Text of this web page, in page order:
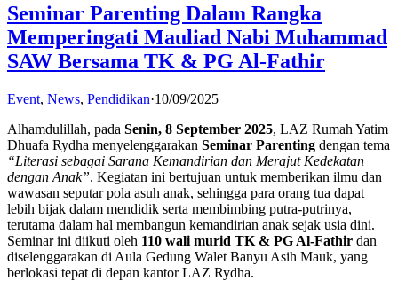
Seminar Parenting Dalam Rangka
Memperingati Mauliad Nabi Muhammad
SAW Bersama TK & PG Al-Fathir
Event, News, Pendidikan·10/09/2025
Alhamdulillah, pada Senin, 8 September 2025, LAZ Rumah Yatim
Dhuafa Rydha menyelenggarakan Seminar Parenting dengan tema
“Literasi sebagai Sarana Kemandirian dan Merajut Kedekatan
dengan Anak”. Kegiatan ini bertujuan untuk memberikan ilmu dan
wawasan seputar pola asuh anak, sehingga para orang tua dapat
lebih bijak dalam mendidik serta membimbing putra-putrinya,
terutama dalam hal membangun kemandirian anak sejak usia dini.
Seminar ini diikuti oleh 110 wali murid TK & PG Al-Fathir dan
diselenggarakan di Aula Gedung Walet Banyu Asih Mauk, yang
berlokasi tepat di depan kantor LAZ Rydha.